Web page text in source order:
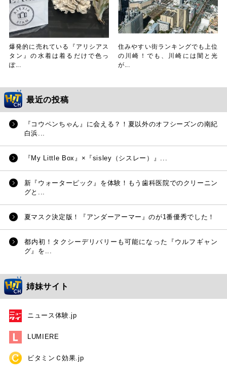
爆発的に売れている『アリシアス
タン』の水着は着るだけで色っ
ぽ...
住みやすい街ランキングでも上位
の川崎！でも、川崎には闇と光
が...
最近の投稿
『コウペンちゃん』に会える？！夏以外のオフシーズンの南紀
白浜...
『My Little Box』×『sisley（シスレー）』...
新『ウォーターピック』を体験！もう歯科医院でのクリーニン
グと...
夏マスク決定版！『アンダーアーマー』のが1番優秀でした！
都内初！タクシーデリバリーも可能になった『ウルフギャン
グ』を...
姉妹サイト
ニュース体験.jp
LUMIERE
ビタミンＣ効果.jp